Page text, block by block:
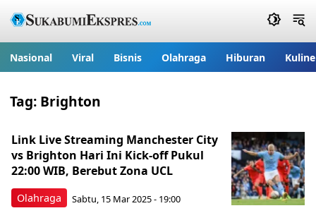
Nasional Viral Bisnis Olahraga Hiburan
Tag: Brighton
Olahraga
Link Live Streaming Manchester City
vs Brighton Hari Ini Kick-off Pukul
22:00 WIB, Berebut Zona UCL
Sabtu, 15 Mar 2025 - 19:00